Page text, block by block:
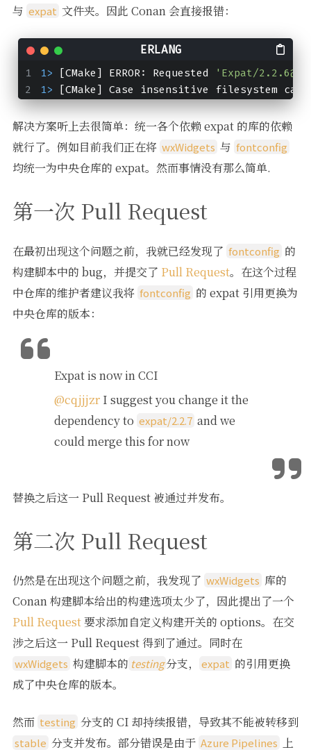
与 expat 文件夹。因此 Conan 会直接报错：
1> [CMake] ERROR: Requested
'Expat/
1>
[CMake] Case insensitive filesystem
解决方案听上去很简单：统一各个依赖 expat 的库的依赖
就行了。例如目前我们正在将 wxWidgets 与 fontconfig
均统一为中央仓库的 expat。然而事情没有那么简单.
第一次 Pull Request
在最初出现这个问题之前，我就已经发现了 fontconfig 的
构建脚本中的 bug，并提交了 Pull Request。在这个过程
中仓库的维护者建议我将 fontconfig 的 expat 引用更换为
中央仓库的版本：
Expat is now in CCI
@cqjjjzrI suggest you change it the
dependency to expat/2.2.7 and we
could merge this for now
替换之后这一 Pull Request 被通过并发布。
第二次 Pull Request
仍然是在出现这个问题之前，我发现了 wxWidgets 库的
Conan 构建脚本给出的构建选项太少了，因此提出了一个
Pull Request要求添加自定义构建开关的 options。在交
涉之后这一 Pull Request 得到了通过。同时在
wxWidgets 构建脚本的 testing分支， expat 的引用更换
成了中央仓库的版本。
然而 testing 分支的 CI 却持续报错，导致其不能被转移到
stable 分支并发布。部分错误是由于 Azure Pipelines 上